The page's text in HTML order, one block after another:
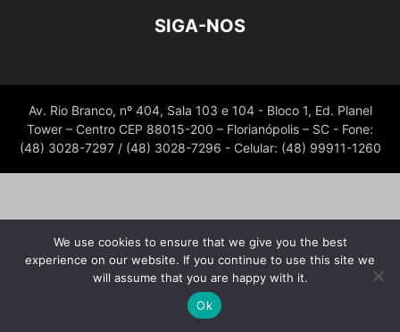
SIGA-NOS
Av. Rio Branco, nº 404, Sala 103 e 104 - Bloco 1, Ed. Planel
Tower – Centro CEP 88015-200 – Florianópolis – SC - Fone:
(48) 3028-7297 / (48) 3028-7296 - Celular: (48) 99911-1260
We use cookies to ensure that we give you the best
experience on our website. If you continue to use this site we
will assume that you are happy with it.
Ok